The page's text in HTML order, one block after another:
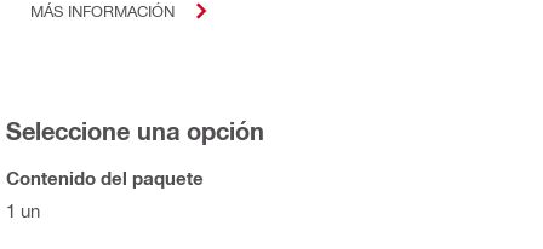
MÁS INFORMACIÓN
Seleccione una opción
Contenido del paquete
1 un